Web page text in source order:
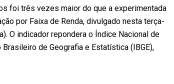
foi três vezes maior do que a experimentada
por Faixa de Renda, divulgado nesta terça-
O indicador repondera o Índice Nacional de
de Geografia e Estatística (IBGE),